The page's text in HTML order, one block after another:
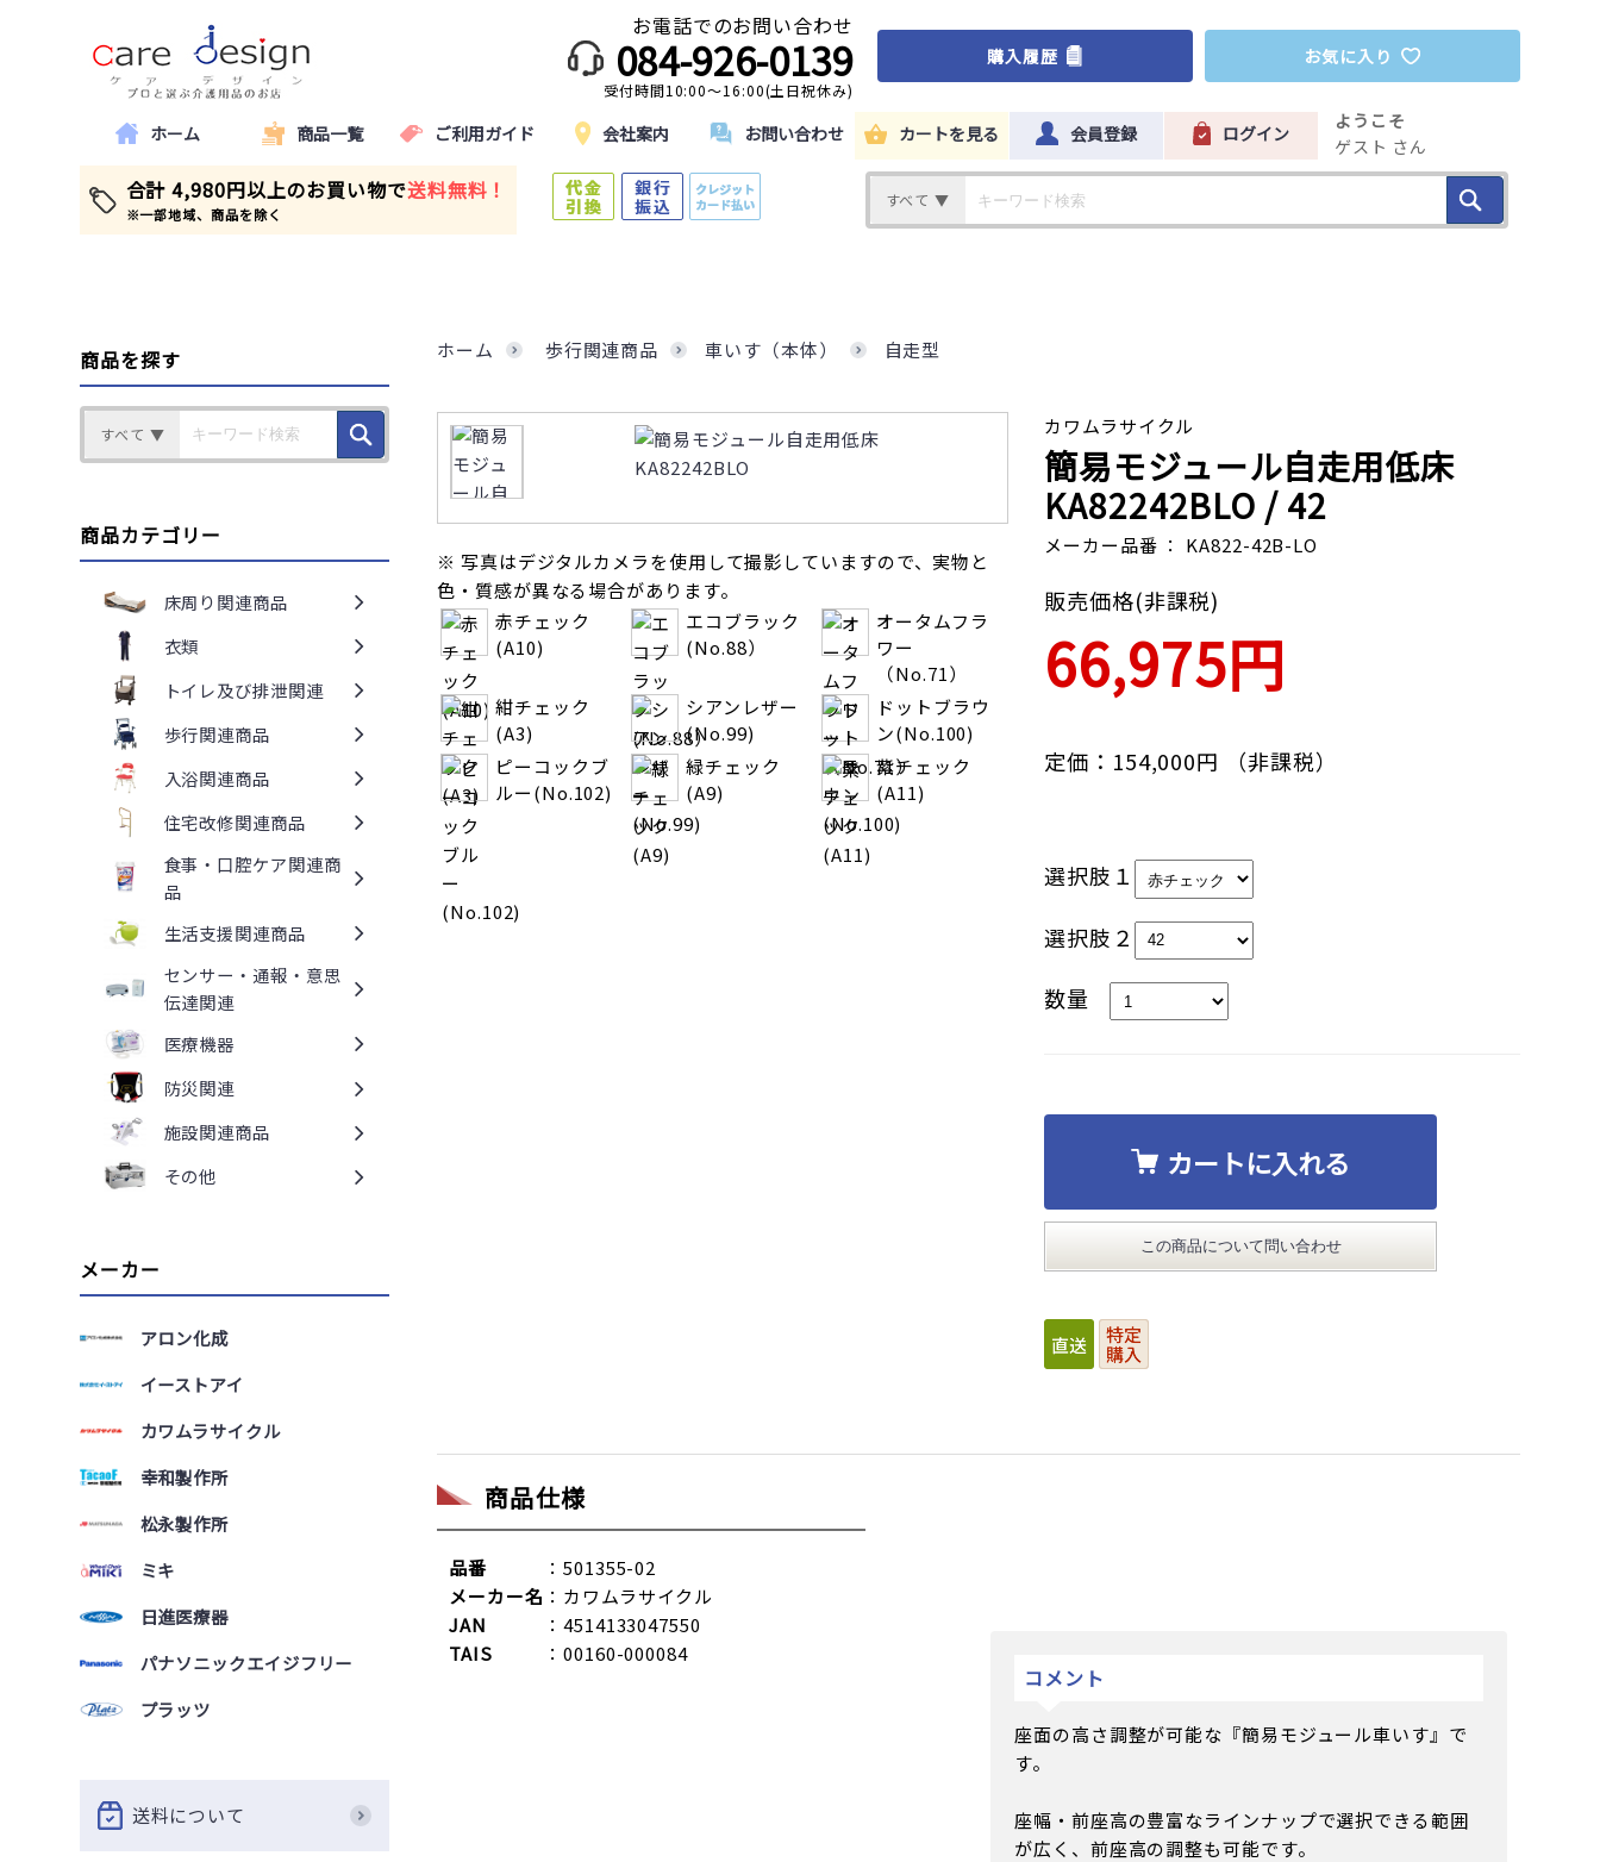
お電話でのお問い合わせ
084-926-0139
受付時間10:00～16:00(土日祝休み)
購入履歴 お気に入り
ホーム 商品一覧 ご利用ガイド 会社案内 お問い合わせ カートを見る 会員登録 ログイン
ようこそ
ゲスト さん
合計 4,980円以上のお買い物で送料無料！
※一部地域、商品を除く
すべて ▼
ホーム 歩行関連商品 車いす（本体） 自走型
※ 写真はデジタルカメラを使用して撮影していますので、実物と
色・質感が異なる場合があります。
赤チェック
(A10)
エコブラック
(No.88）
オータムフラ
ワー
（No.71）
紺チェック
(A3)
シアンレザー
(No.99)
ドットブラウ
ン(No.100)
ピーコックブ
ルー(No.102)
緑チェック
(A9)
紫チェック
(A11)
カワムラサイクル
簡易モジュール自走用低床
KA82242BLO / 42
メーカー品番 ： KA822-42B-LO
販売価格(非課税)
66,975円
定価：154,000円 （非課税）
選択肢１
選択肢２
数量
カートに入れる
この商品について問い合わせ
商品仕様
品番
：501355-02
メーカー名 ：カワムラサイクル
JAN
：4514133047550
TAIS
：00160-000084
コメント
座面の高さ調整が可能な『簡易モジュール車いす』で
す。
座幅・前座高の豊富なラインナップで選択できる範囲
が広く、前座高の調整も可能です。
商品を探す
すべて ▼
商品カテゴリー
床周り関連商品
衣類
トイレ及び排泄関連
歩行関連商品
入浴関連商品
住宅改修関連商品
食事・口腔ケア関連商
品
生活支援関連商品
センサー・通報・意思
伝達関連
医療機器
防災関連
施設関連商品
その他
メーカー
アロン化成
イーストアイ
カワムラサイクル
幸和製作所
松永製作所
ミキ
日進医療器
パナソニックエイジフリー
プラッツ
送料について